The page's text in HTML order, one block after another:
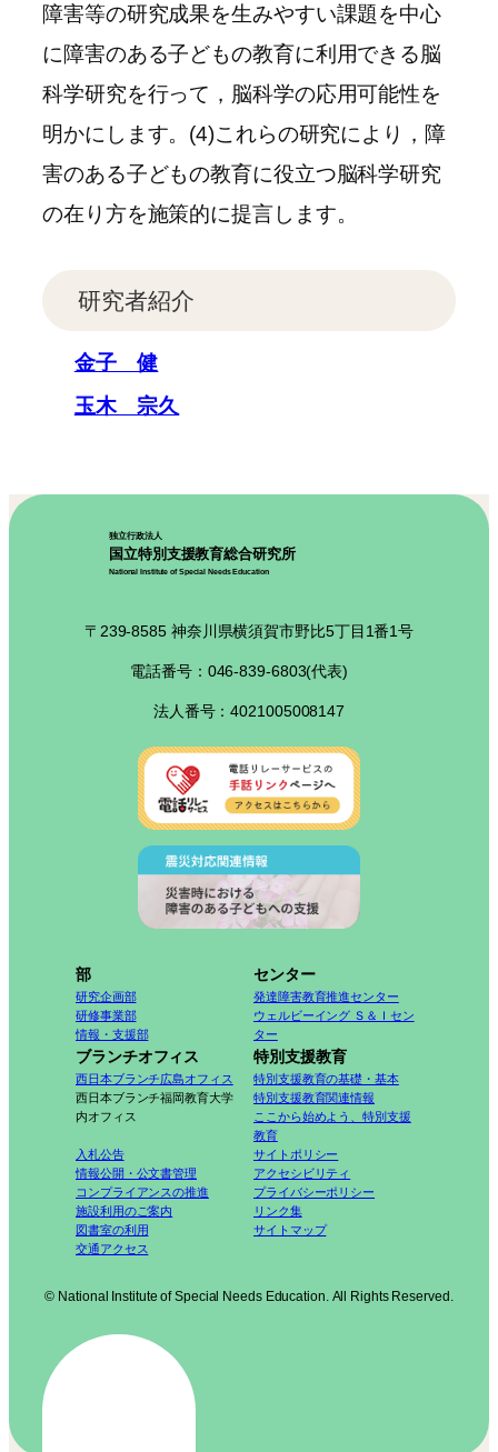
障害等の研究成果を生みやすい課題を中心
に障害のある子どもの教育に利用できる脳
科学研究を行って，脳科学の応用可能性を
明かにします。(4)これらの研究により，障
害のある子どもの教育に役立つ脳科学研究
の在り方を施策的に提言します。
研究者紹介
金子 健
玉木 宗久
独立行政法人
国立特別支援教育総合研究所
National Institute of Special Needs Education
〒239-8585 神奈川県横須賀市野比5丁目1番1号
電話番号：046-839-6803(代表)
法人番号：4021005008147
部
研究企画部
研修事業部
情報・支援部
センター
発達障害教育推進センター
ウェルビーイング Ｓ＆Ｉセン
ター
ブランチオフィス
西日本ブランチ広島オフィス
西日本ブランチ福岡教育大学
内オフィス
特別支援教育
特別支援教育の基礎・基本
特別支援教育関連情報
ここから始めよう、特別支援
教育
入札公告
情報公開・公文書管理
コンプライアンスの推進
施設利用のご案内
図書室の利用
交通アクセス
サイトポリシー
アクセシビリティ
プライバシーポリシー
リンク集
サイトマップ
© National Institute of Special Needs Education. All Rights Reserved.